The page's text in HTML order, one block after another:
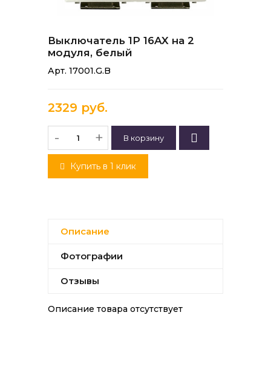
Выключатель 1P 16AX на 2
модуля, белый
Арт. 17001.G.B
2329 руб.
- +
Купить в 1 клик
Описание
Фотографии
Отзывы
Описание товара отсутствует